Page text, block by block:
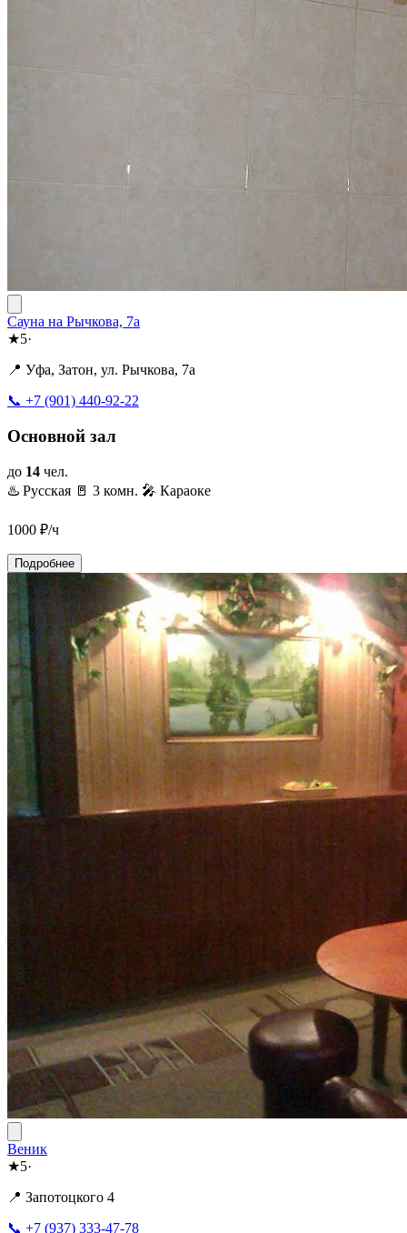
Сауна на Рычкова, 7а
★5·
📍 Уфа, Затон, ул. Рычкова, 7а
📞 +7 (901) 440-92-22
Основной зал
до 14 чел.
♨️ Русская 🚪 3 комн. 🎤 Караоке
1000 ₽/ч
Подробнее
Веник
★5·
📍 Запотоцкого 4
📞 +7 (937) 333-47-78